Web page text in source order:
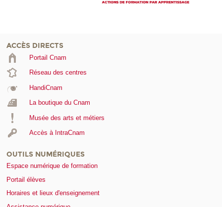
ACCÈS DIRECTS
Portail Cnam
Réseau des centres
HandiCnam
La boutique du Cnam
Musée des arts et métiers
Accès à IntraCnam
OUTILS NUMÉRIQUES
Espace numérique de formation
Portail élèves
Horaires et lieux d'enseignement